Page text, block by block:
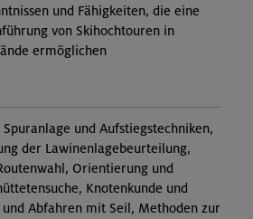
und Fähigkeiten, die eine
von Skihochtouren in
ermöglichen
und Aufstiegstechniken,
der Lawinenlagebeurteilung,
Orientierung und
Knotenkunde und
Abfahren mit Seil, Methoden zur